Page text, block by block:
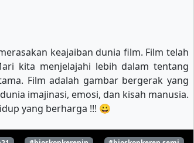
keajaiban dunia film. Film telah
kita menjelajahi lebih dalam tentang
Film adalah gambar bergerak yang
imajinasi, emosi, dan kisah manusia.
yang berharga !!! 😀